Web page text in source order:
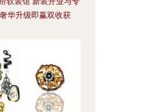
华升级即赢双收获